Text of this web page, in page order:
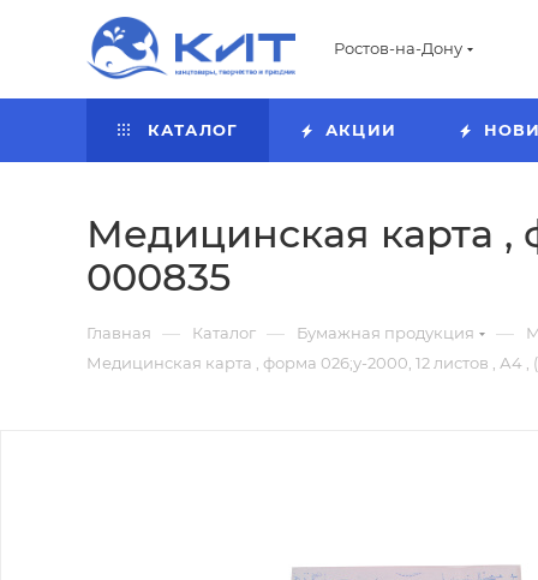
Ростов-на-Дону
КАТАЛОГ АКЦИИ
Медицинская карта ,
000835
Главная — Каталог — Бумажная продукция —
Медицинская карта , форма 026;у-2000, 12 листов , А4 ,